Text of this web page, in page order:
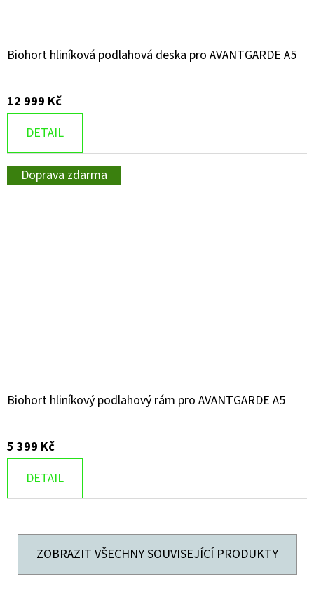
Biohort hliníková podlahová deska pro AVANTGARDE A5
12 999 Kč
DETAIL
Doprava zdarma
Biohort hliníkový podlahový rám pro AVANTGARDE A5
5 399 Kč
DETAIL
ZOBRAZIT VŠECHNY SOUVISEJÍCÍ PRODUKTY